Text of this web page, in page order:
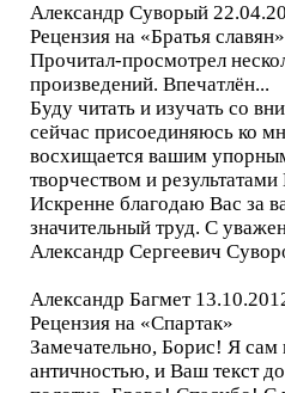
Александр Суворый
Рецензия на «Братья славян»
Прочитал-просмотрел
произведений. Впечатлён...
Буду читать и изучать со
сейчас присоединяюсь ко
восхищается вашим
творчеством и
Искренне благодаю Вас за
значительный труд. С
Александр Сергеевич
Александр Багмет
Рецензия на «Спартак»
Замечательно, Борис! Я сам
античностью, и Ваш текст